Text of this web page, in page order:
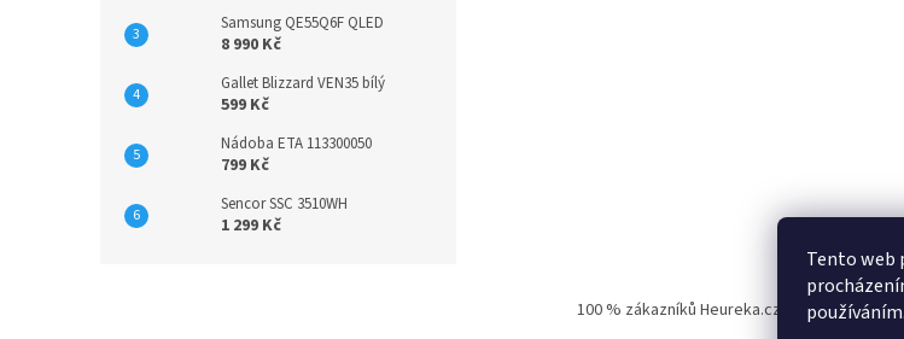
Tento web
používáním.
Samsung QE55Q6F QLED
8 990 Kč
Gallet Blizzard VEN35 bílý
599 Kč
Nádoba ETA 113300050
799 Kč
Sencor SSC 3510WH
1 299 Kč
100 % zákazníků Heureka.cz nás doporučuje!